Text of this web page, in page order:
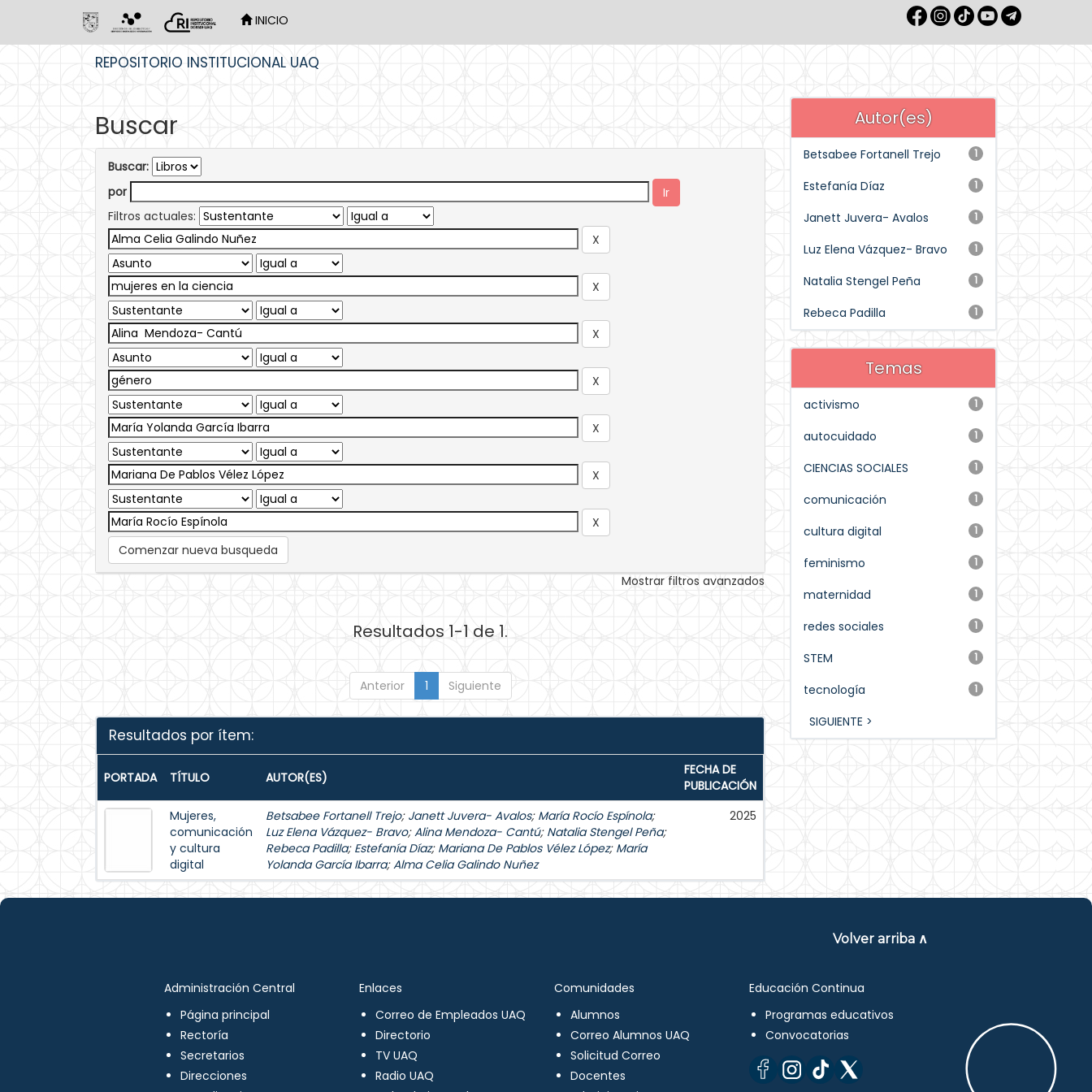
INICIO
REPOSITORIO INSTITUCIONAL UAQ
Buscar
Buscar:
por
Filtros actuales:
Comenzar nueva busqueda
Mostrar filtros avanzados
Resultados 1-1 de 1.
Anterior 1 Siguiente
Resultados por ítem:
PORTADA TÍTULO AUTOR(ES)
FECHA DE
PUBLICACIÓN
Mujeres,
comunicación
y cultura
digital
Betsabee Fortanell Trejo; Janett Juvera- Avalos; María Rocío Espínola;
Luz Elena Vázquez- Bravo;Alina Mendoza- Cantú; Natalia Stengel Peña;
Rebeca Padilla; Estefanía Díaz; Mariana De Pablos Vélez López; María
Yolanda García Ibarra;Alma Celia Galindo Nuñez
2025
Autor(es)
1
Betsabee Fortanell Trejo
1
Estefanía Díaz
1
Janett Juvera- Avalos
1
Luz Elena Vázquez- Bravo
1
Natalia Stengel Peña
1
Rebeca Padilla
Temas
1
activismo
1
autocuidado
1
CIENCIAS SOCIALES
1
comunicación
1
cultura digital
1
feminismo
1
maternidad
1
redes sociales
1
STEM
1
tecnología
SIGUIENTE >
Volver arriba ∧
Administración Central
Página principal
Rectoría
Secretarios
Direcciones
Enlaces
Correo de Empleados UAQ
Directorio
TV UAQ
Radio UAQ
Comunidades
Alumnos
Correo Alumnos UAQ
Solicitud Correo
Docentes
Educación Continua
Programas educativos
Convocatorias